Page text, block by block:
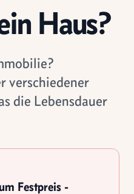
Haus?
verschiedener
die Lebensdauer
Festpreis -